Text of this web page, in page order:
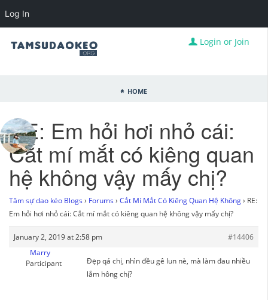
Login or Join
Home
RE: Em hỏi hơi nhỏ cái:
Cắt mí mắt có kiêng quan
hệ không vậy mấy chị?
Tâm sự dao kéo Blogs › Forums › Cắt Mí Mắt Có Kiêng Quan Hệ Không› RE:
Em hỏi hơi nhỏ cái: Cắt mí mắt có kiêng quan hệ không vậy mấy chị?
January 2, 2019 at 2:58 pm
#14406
Marry
Participant
Đẹp qá chị, nhìn đều gê lun nè, mà làm đau nhiều
lắm hông chị?
Log In